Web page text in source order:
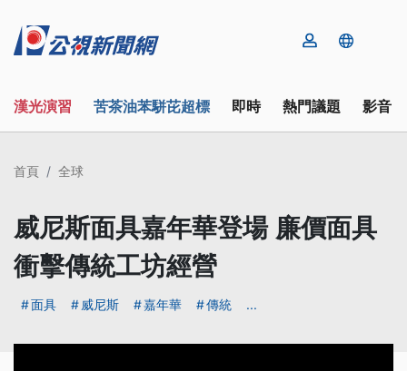
漢光演習 苦茶油苯駢芘超標 即時 熱門議題 影音
首頁 全球
威尼斯面具嘉年華登場 廉價面具
衝擊傳統工坊經營
面具 威尼斯 嘉年華 傳統 ...